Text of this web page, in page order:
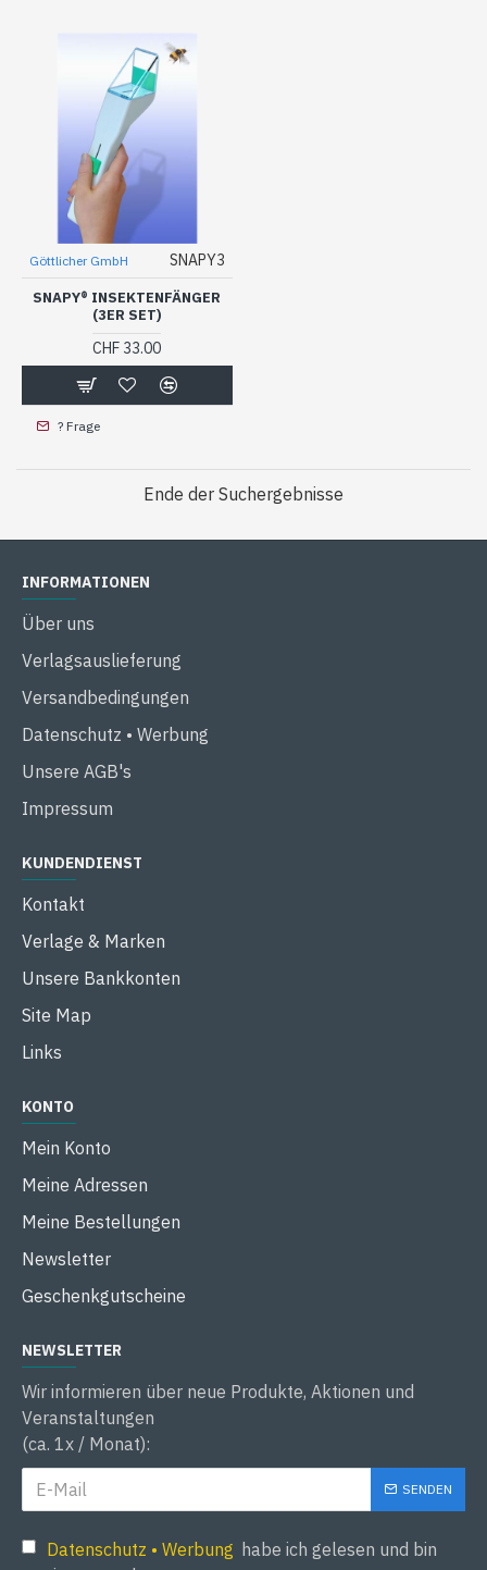
Göttlicher GmbH SNAPY3
SNAPY® INSEKTENFÄNGER
(3ER SET)
CHF 33.00
? Frage
Ende der Suchergebnisse
INFORMATIONEN
Über uns
Verlagsauslieferung
Versandbedingungen
Datenschutz • Werbung
Unsere AGB's
Impressum
KUNDENDIENST
Kontakt
Verlage & Marken
Unsere Bankkonten
Site Map
Links
KONTO
Mein Konto
Meine Adressen
Meine Bestellungen
Newsletter
Geschenkgutscheine
NEWSLETTER
Wir informieren über neue Produkte, Aktionen und
Veranstaltungen
(ca. 1x / Monat):
SENDEN
Datenschutz • Werbung habe ich gelesen und bin